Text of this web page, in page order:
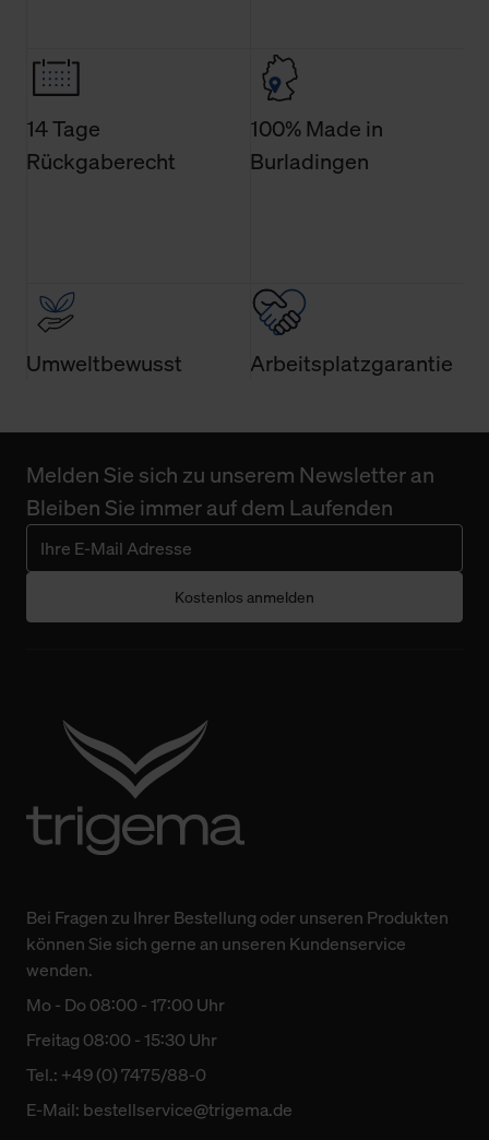
14 Tage
Rückgaberecht
100% Made in
Burladingen
Umweltbewusst Arbeitsplatzgarantie
Melden Sie sich zu unserem Newsletter an
Bleiben Sie immer auf dem Laufenden
Kostenlos anmelden
Bei Fragen zu Ihrer Bestellung oder unseren Produkten
können Sie sich gerne an unseren Kundenservice
wenden.
Mo - Do 08:00 - 17:00 Uhr
Freitag 08:00 - 15:30 Uhr
Tel.: +49 (0) 7475/88-0
E-Mail: bestellservice@trigema.de